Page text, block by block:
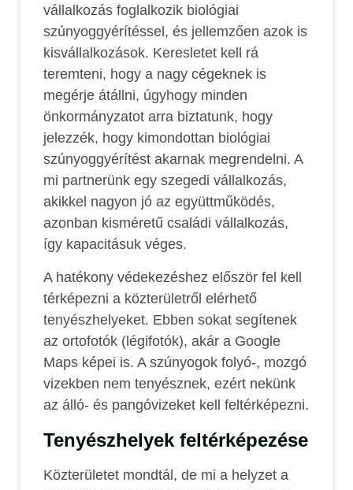
vállalkozás foglalkozik biológiai
szúnyoggyérítéssel, és jellemzően azok is
kisvállalkozások. Keresletet kell rá
teremteni, hogy a nagy cégeknek is
megérje átállni, úgyhogy minden
önkormányzatot arra biztatunk, hogy
jelezzék, hogy kimondottan biológiai
szúnyoggyérítést akarnak megrendelni. A
mi partnerünk egy szegedi vállalkozás,
akikkel nagyon jó az együttműködés,
azonban kisméretű családi vállalkozás,
így kapacitásuk véges.
A hatékony védekezéshez először fel kell
térképezni a közterületről elérhető
tenyészhelyeket. Ebben sokat segítenek
az ortofotók (légifotók), akár a Google
Maps képei is. A szúnyogok folyó-, mozgó
vizekben nem tenyésznek, ezért nekünk
az álló- és pangóvizeket kell feltérképezni.
Tenyészhelyek feltérképezése
Közterületet mondtál, de mi a helyzet a